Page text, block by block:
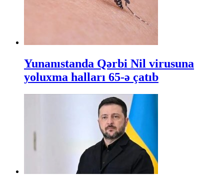
Yunanıstanda Qərbi Nil virusuna
yoluxma halları 65-ə çatıb